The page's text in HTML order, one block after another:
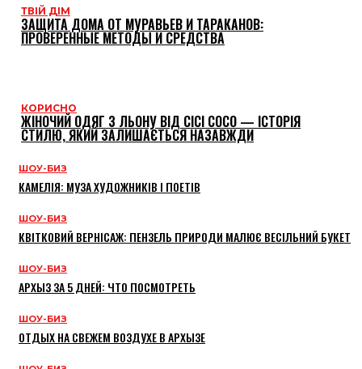
ТВІЙ ДІМ
ЗАЩИТА ДОМА ОТ МУРАВЬЕВ И ТАРАКАНОВ:
ПРОВЕРЕННЫЕ МЕТОДЫ И СРЕДСТВА
КОРИСНО
ЖІНОЧИЙ ОДЯГ З ЛЬОНУ ВІД CICI COCO — ІСТОРІЯ
СТИЛЮ, ЯКИЙ ЗАЛИШАЄТЬСЯ НАЗАВЖДИ
ШОУ-БИЗ
КАМЕЛІЯ: МУЗА ХУДОЖНИКІВ І ПОЕТІВ
ШОУ-БИЗ
КВІТКОВИЙ ВЕРНІСАЖ: ПЕНЗЕЛЬ ПРИРОДИ МАЛЮЄ ВЕСІЛЬНИЙ БУКЕТ
ШОУ-БИЗ
АРХЫЗ ЗА 5 ДНЕЙ: ЧТО ПОСМОТРЕТЬ
ШОУ-БИЗ
ОТДЫХ НА СВЕЖЕМ ВОЗДУХЕ В АРХЫЗЕ